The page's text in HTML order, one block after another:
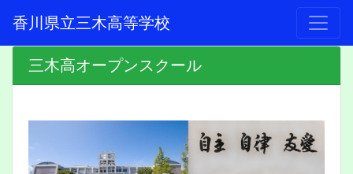
香川県立三木高等学校
三木高オープンスクール